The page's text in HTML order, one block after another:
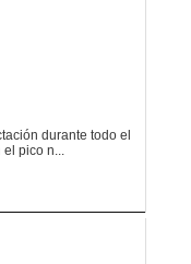
durante todo el
el pico n...